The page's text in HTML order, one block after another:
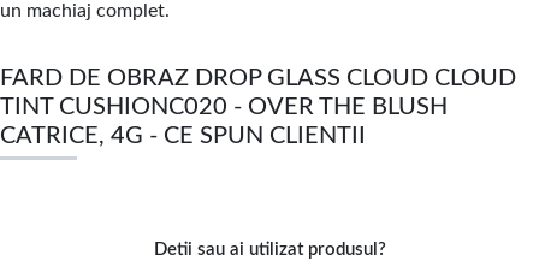
un machiaj complet.
FARD DE OBRAZ DROP GLASS CLOUD CLOUD
TINT CUSHIONC020 - OVER THE BLUSH
CATRICE, 4G - CE SPUN CLIENTII
Detii sau ai utilizat produsul?